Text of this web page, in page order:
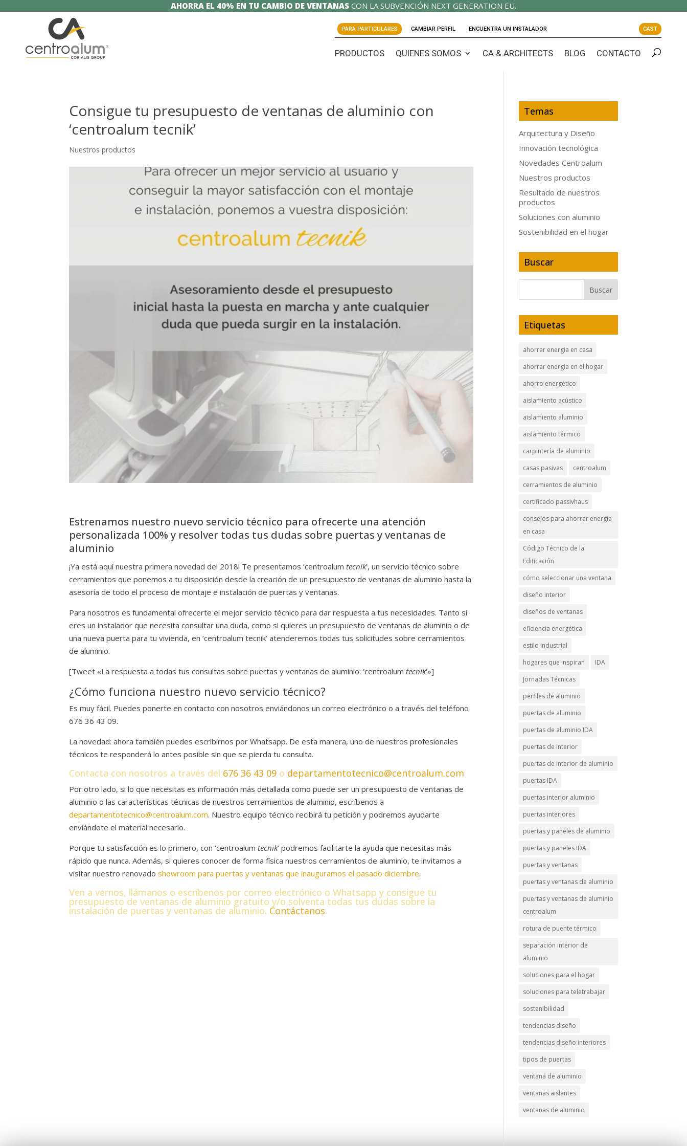
AHORRA EL 40% EN TU CAMBIO DE VENTANAS CON LA SUBVENCIÓN NEXT GENERATION EU.
PARA PARTICULARES CAMBIAR PERFIL ENCUENTRA UN INSTALADOR CAST
PRODUCTOS QUIENES SOMOS CA & ARCHITECTS BLOG CONTACTO
Consigue tu presupuesto de ventanas de aluminio con
‘centroalum tecnik’
Nuestros productos
Estrenamos nuestro nuevo servicio técnico para ofrecerte una atención
personalizada 100% y resolver todas tus dudas sobre puertas y ventanas de
aluminio
¡Ya está aquí nuestra primera novedad del 2018! Te presentamos ‘centroalumtecnik’, un servicio técnico sobre
cerramientos que ponemos a tu disposición desde la creación de un presupuesto de ventanas de aluminio hasta la
asesoría de todo el proceso de montaje e instalación de puertas y ventanas.
Para nosotros es fundamental ofrecerte el mejor servicio técnico para dar respuesta a tus necesidades. Tanto si
eres un instalador que necesita consultar una duda, como si quieres un presupuesto de ventanas de aluminio o de
una nueva puerta para tu vivienda, en ‘centroalum tecnik’ atenderemos todas tus solicitudes sobre cerramientos
de aluminio.
[Tweet «La respuesta a todas tus consultas sobre puertas y ventanas de aluminio: ‘centroalumtecnik‘»]
¿Cómo funciona nuestro nuevo servicio técnico?
Es muy fácil. Puedes ponerte en contacto con nosotros enviándonos un correo electrónico o a través del teléfono
676 36 43 09.
La novedad: ahora también puedes escribirnos por Whatsapp. De esta manera, uno de nuestros profesionales
técnicos te responderá lo antes posible sin que se pierda tu consulta.
Contacta con nosotros a través del 676 36 43 09 o departamentotecnico@centroalum.com
Por otro lado, si lo que necesitas es información más detallada como puede ser un presupuesto de ventanas de
aluminio o las características técnicas de nuestros cerramientos de aluminio, escríbenos a
departamentotecnico@centroalum.com. Nuestro equipo técnico recibirá tu petición y podremos ayudarte
enviándote el material necesario.
Porque tu satisfacción es lo primero, con ‘centroalumtecnik’ podremos facilitarte la ayuda que necesitas más
rápido que nunca. Además, si quieres conocer de forma física nuestros cerramientos de aluminio, te invitamos a
visitar nuestro renovadoshowroom para puertas y ventanas que inauguramos el pasado diciembre.
Ven a vernos, llámanos o escríbenos por correo electrónico o Whatsapp y consigue tu
presupuesto de ventanas de aluminio gratuito y/o solventa todas tus dudas sobre la
instalación de puertas y ventanas de aluminio. Contáctanos.
Temas
Arquitectura y Diseño
Innovación tecnológica
Novedades Centroalum
Nuestros productos
Resultado de nuestros
productos
Soluciones con aluminio
Sostenibilidad en el hogar
Buscar
Etiquetas
ahorrar energia en casa
ahorrar energia en el hogar
ahorro energético
aislamiento acústico
aislamiento aluminio
aislamiento térmico
carpintería de aluminio
casas pasivas
centroalum
cerramientos de aluminio
certificado passivhaus
consejos para ahorrar energia
en casa
Código Técnico de la
Edificación
cómo seleccionar una ventana
diseño interior
diseños de ventanas
eficiencia energética
estilo industrial
hogares que inspiran
IDA
Jornadas Técnicas
perfiles de aluminio
puertas de aluminio
puertas de aluminio IDA
puertas de interior
puertas de interior de aluminio
puertas IDA
puertas interior aluminio
puertas interiores
puertas y paneles de aluminio
puertas y paneles IDA
puertas y ventanas
puertas y ventanas de aluminio
puertas y ventanas de aluminio
centroalum
rotura de puente térmico
separación interior de
aluminio
soluciones para el hogar
soluciones para teletrabajar
sostenibilidad
tendencias diseño
tendencias diseño interiores
tipos de puertas
ventana de aluminio
ventanas aislantes
ventanas de aluminio